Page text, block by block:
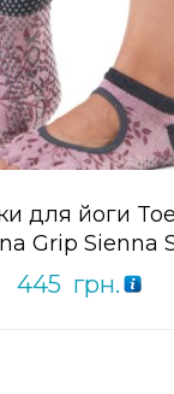
для йоги
Grip Sienna
445 грн.
Add to Wishlist